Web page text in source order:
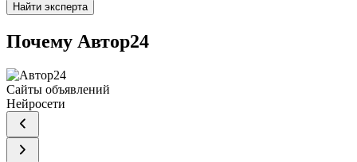
Найти эксперта
Почему Автор24
Сайты объявлений
Нейросети